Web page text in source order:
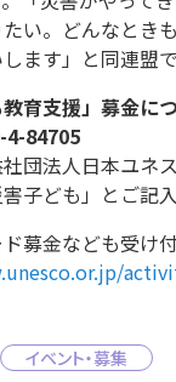
い。どんなとき
ます」と同連盟
育支援」募金に
4-84705
団法人日本ユネ
子ども」とご記
募金なども受け
イベント・募集